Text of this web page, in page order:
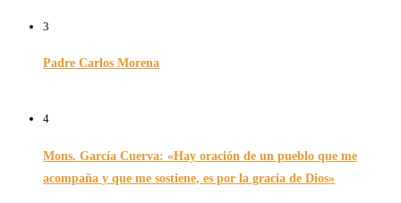
3
Padre Carlos Morena
4
Mons. García Cuerva: «Hay oración de un pueblo que me
acompaña y que me sostiene, es por la gracia de Dios»